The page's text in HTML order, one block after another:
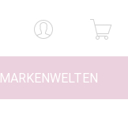
MARKENWELTEN